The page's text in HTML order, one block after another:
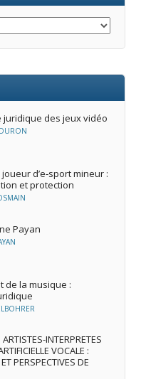
juridique des jeux vidéo
d’e‑sport mineur :
et protection
Payan
de la musique :
INTERPRETES
VOCALE :
PERSPECTIVES DE